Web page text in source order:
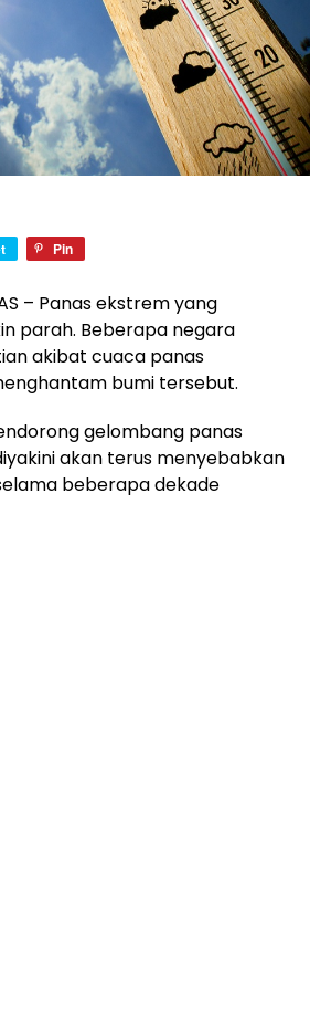
Pin
– Panas ekstrem yang
parah. Beberapa negara
akibat cuaca panas
bumi tersebut.
gelombang panas
akan terus menyebabkan
beberapa dekade